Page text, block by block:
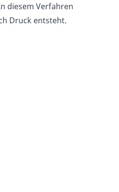
diesem Verfahren
Druck entsteht.